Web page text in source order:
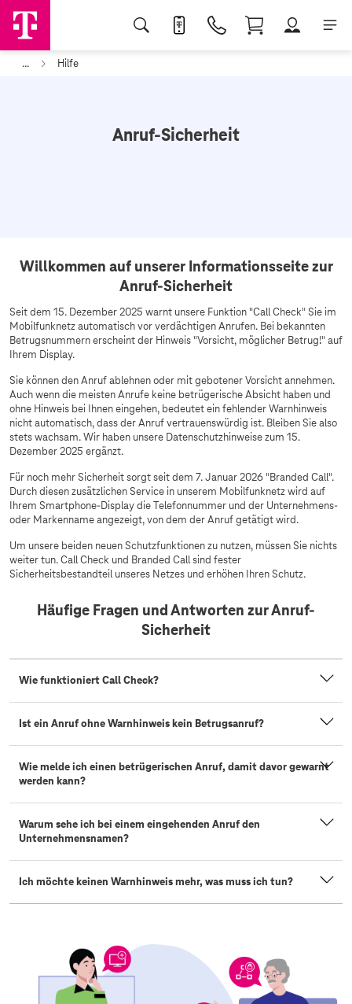
... Hilfe
Anruf-Sicherheit
Willkommen auf unserer Informationsseite zur
Anruf-Sicherheit
Seit dem 15. Dezember 2025 warnt unsere Funktion "Call Check" Sie im
Mobilfunknetz automatisch vor verdächtigen Anrufen. Bei bekannten
Betrugsnummern erscheint der Hinweis "Vorsicht, möglicher Betrug!" auf
Ihrem Display.
Sie können den Anruf ablehnen oder mit gebotener Vorsicht annehmen.
Auch wenn die meisten Anrufe keine betrügerische Absicht haben und
ohne Hinweis bei Ihnen eingehen, bedeutet ein fehlender Warnhinweis
nicht automatisch, dass der Anruf vertrauenswürdig ist. Bleiben Sie also
stets wachsam. Wir haben unsere Datenschutzhinweise zum 15.
Dezember 2025 ergänzt.
Für noch mehr Sicherheit sorgt seit dem 7. Januar 2026 "Branded Call".
Durch diesen zusätzlichen Service in unserem Mobilfunknetz wird auf
Ihrem Smartphone-Display die Telefonnummer und der Unternehmens-
oder Markenname angezeigt, von dem der Anruf getätigt wird.
Um unsere beiden neuen Schutzfunktionen zu nutzen, müssen Sie nichts
weiter tun. Call Check und Branded Call sind fester
Sicherheitsbestandteil unseres Netzes und erhöhen Ihren Schutz.
Häufige Fragen und Antworten zur Anruf-
Sicherheit
Wie funktioniert Call Check?
Ist ein Anruf ohne Warnhinweis kein Betrugsanruf?
Wie melde ich einen betrügerischen Anruf, damit davor gewarnt
werden kann?
Warum sehe ich bei einem eingehenden Anruf den
Unternehmensnamen?
Ich möchte keinen Warnhinweis mehr, was muss ich tun?